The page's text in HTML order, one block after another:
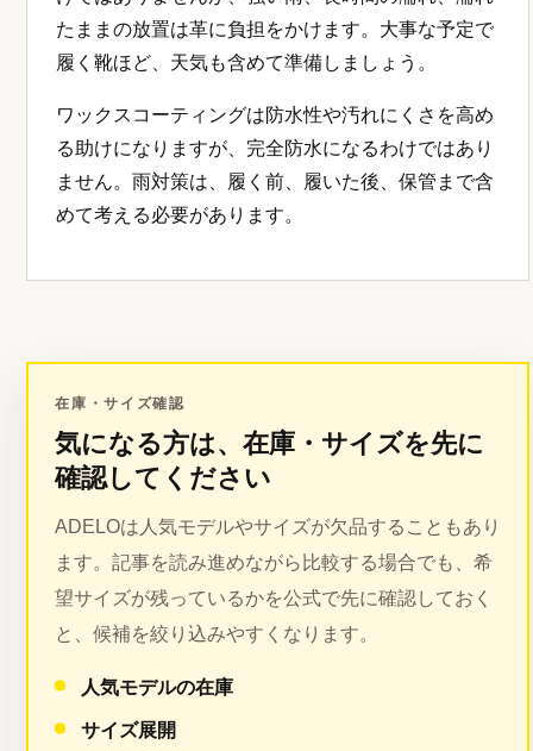
たままの放置は革に負担をかけます。大事な予定で
履く靴ほど、天気も含めて準備しましょう。
ワックスコーティングは防水性や汚れにくさを高め
る助けになりますが、完全防水になるわけではあり
ません。雨対策は、履く前、履いた後、保管まで含
めて考える必要があります。
在庫・サイズ確認
気になる方は、在庫・サイズを先に
確認してください
ADELOは人気モデルやサイズが欠品することもあり
ます。記事を読み進めながら比較する場合でも、希
望サイズが残っているかを公式で先に確認しておく
と、候補を絞り込みやすくなります。
人気モデルの在庫
サイズ展開